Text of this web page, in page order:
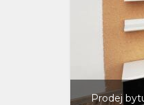
Prodej